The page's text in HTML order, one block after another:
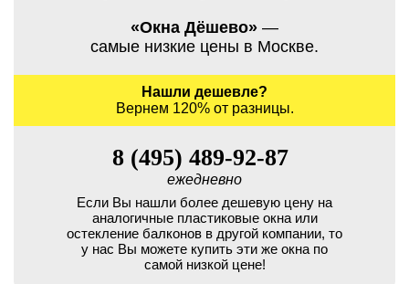
«Окна Дёшево» —
самые низкие цены в Москве.
Нашли дешевле?
Вернем 120% от разницы.
8 (495) 489-92-87
ежедневно
Если Вы нашли более дешевую цену на
аналогичные пластиковые окна или
остекление балконов в другой компании, то
у нас Вы можете купить эти же окна по
самой низкой цене!